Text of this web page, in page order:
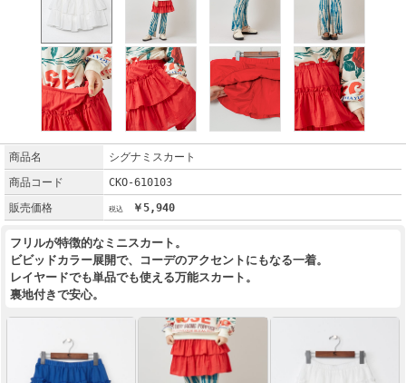
商品名
シグナミスカート
商品コード
CKO-610103
販売価格
￥5,940
フリルが特徴的なミニスカート。
ビビッドカラー展開で、コーデのアクセントにもなる一着。
レイヤードでも単品でも使える万能スカート。
裏地付きで安心。